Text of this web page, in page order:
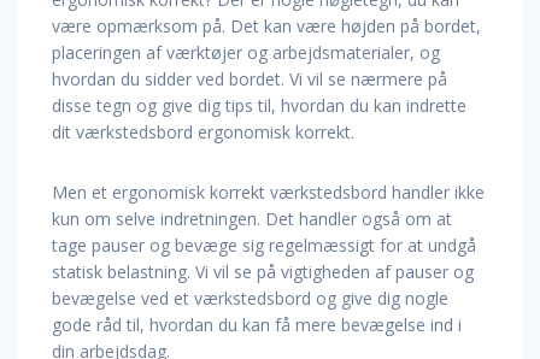
være opmærksom på. Det kan være højden på bordet,
placeringen af værktøjer og arbejdsmaterialer, og
hvordan du sidder ved bordet. Vi vil se nærmere på
disse tegn og give dig tips til, hvordan du kan indrette
dit værkstedsbord ergonomisk korrekt.
Men et ergonomisk korrekt værkstedsbord handler ikke
kun om selve indretningen. Det handler også om at
tage pauser og bevæge sig regelmæssigt for at undgå
statisk belastning. Vi vil se på vigtigheden af pauser og
bevægelse ved et værkstedsbord og give dig nogle
gode råd til, hvordan du kan få mere bevægelse ind i
din arbejdsdag.